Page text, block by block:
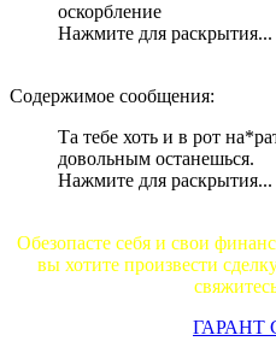
оскорбление
Нажмите для раскрытия...
Содержимое сообщения:
Та тебе хоть и в рот
довольным останешься.
Нажмите для раскрытия...
Обезопасте себя и свои
вы хотите произвести
ГАРАНТ